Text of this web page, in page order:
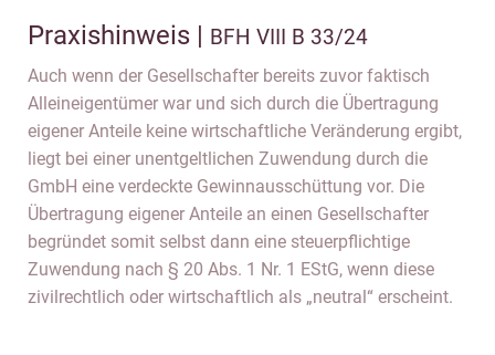
Praxishinweis | BFH VIII B 33/24
Auch wenn der Gesellschafter bereits zuvor faktisch
Alleineigentümer war und sich durch die Übertragung
eigener Anteile keine wirtschaftliche Veränderung ergibt,
liegt bei einer unentgeltlichen Zuwendung durch die
GmbH eine verdeckte Gewinnausschüttung vor. Die
Übertragung eigener Anteile an einen Gesellschafter
begründet somit selbst dann eine steuerpflichtige
Zuwendung nach § 20 Abs. 1 Nr. 1 EStG, wenn diese
zivilrechtlich oder wirtschaftlich als „neutral“ erscheint.